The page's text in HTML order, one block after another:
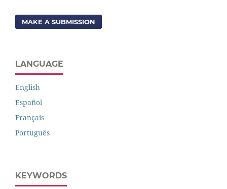
MAKE A SUBMISSION
LANGUAGE
English
Español
Français
Português
KEYWORDS